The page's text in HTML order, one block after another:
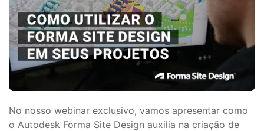
No nosso webinar exclusivo, vamos apresentar como
o Autodesk Forma Site Design auxilia na criação de